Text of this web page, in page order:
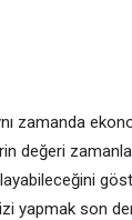
zamanda
değeri
yapmak son